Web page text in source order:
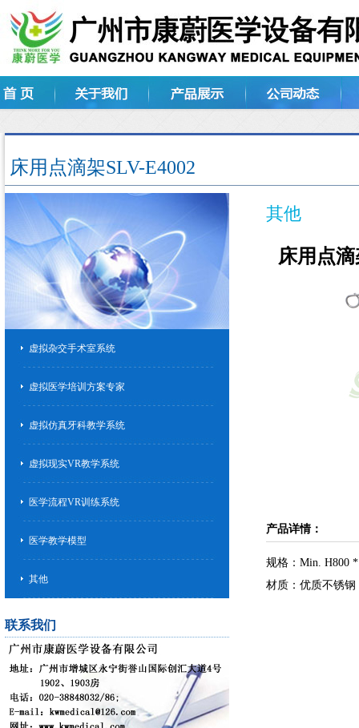
床用点滴架SLV-E4002
虚拟杂交手术室系统
虚拟医学培训方案专家
虚拟仿真牙科教学系统
虚拟现实VR教学系统
医学流程VR训练系统
医学教学模型
其他
联系我们
其他
床用点滴
产品详情：
规格：Min. H800
材质：优质不锈钢